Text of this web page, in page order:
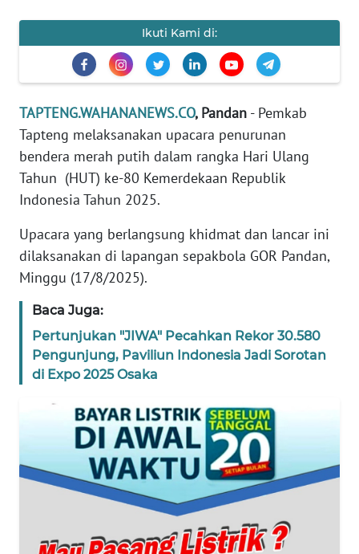
Ikuti Kami di:
TAPTENG.WAHANANEWS.CO, Pandan - Pemkab
Tapteng melaksanakan upacara penurunan
bendera merah putih dalam rangka Hari Ulang
Tahun (HUT) ke-80 Kemerdekaan Republik
Indonesia Tahun 2025.
Upacara yang berlangsung khidmat dan lancar ini
dilaksanakan di lapangan sepakbola GOR Pandan,
Minggu (17/8/2025).
Baca Juga:
Pertunjukan "JIWA" Pecahkan Rekor 30.580
Pengunjung, Paviliun Indonesia Jadi Sorotan
di Expo 2025 Osaka
PEDOMAN
MEDIA
SIBER
REDAKSI
DISCLAIMER
Wahana
Regional
SUMUT
WN
WN
JABAR
BANTEN